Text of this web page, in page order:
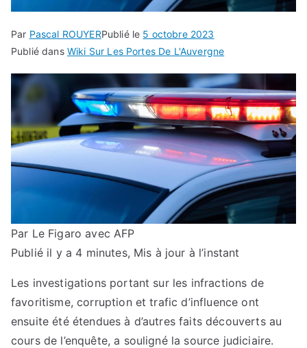
Par Pascal ROUYERPublié le 5 octobre 2023
Publié dans Wiki Sur Les Portes De L'Auvergne
Par Le Figaro avec AFP
Publié il y a 4 minutes, Mis à jour à l’instant
Les investigations portant sur les infractions de
favoritisme, corruption et trafic d’influence ont
ensuite été étendues à d’autres faits découverts au
cours de l’enquête, a souligné la source judiciaire.